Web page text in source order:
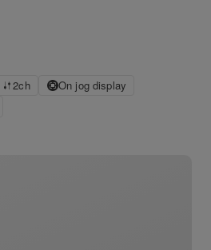
2ch
On jog display